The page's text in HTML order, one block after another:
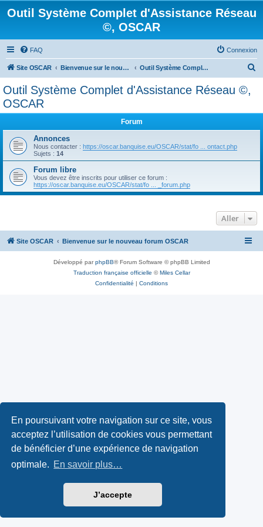
En poursuivant votre navigation sur ce site, vous
acceptez l’utilisation de cookies vous permettant
de bénéficier d’une expérience de navigation
optimale. En savoir plus…
J’accepte
Outil Système Complet d'Assistance Réseau
©, OSCAR
FAQ Connexion
Site OSCAR Bienvenue sur le nouveau forum OSCAR Outil Système Complet d'Assistance Réseau ©, OSCAR
r
Outil Système Complet d'Assistance Réseau ©,
OSCAR
Forum
Annonces
Nous contacter : https://oscar.banquise.eu/OSCAR/stat/fo ... ontact.php
Sujets : 14
Forum libre
Vous devez être inscrits pour utiliser ce forum :
https://oscar.banquise.eu/OSCAR/stat/fo ... _forum.php
Aller
Site OSCAR Bienvenue sur le nouveau forum OSCAR
Développé parphpBB® Forum Software © phpBB Limited
Traduction française officielle ©Miles Cellar
Confidentialité | Conditions